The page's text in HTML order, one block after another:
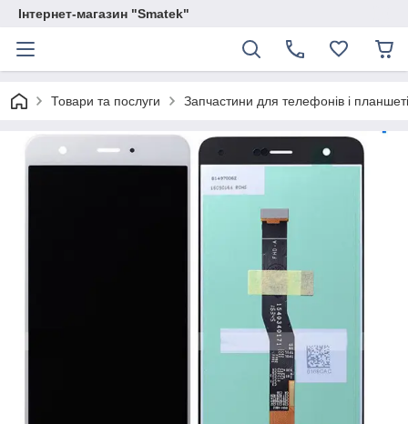
Інтернет-магазин "Smatek"
Товари та послуги Запчастини для телефонів і